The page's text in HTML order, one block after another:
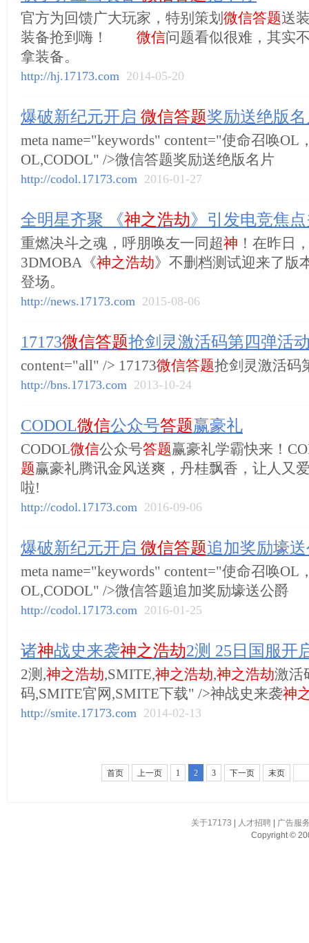
官方为回馈广大玩家，特别策划 微信答题送
装备抢到嗨！ 微信问题看似很难，其实
拿装备。
http://hj.17173.com 2014-05-20
爆破新纪元开启 微信答题奖励送绝版
meta name="keywords" content="使命召唤OL
OL,CODOL" />微信答题奖励送绝版名片
http://codol.17173.com 2016-01-27
全明星齐聚 《神之浩劫》引发电竞焦
重燃决斗之魂，呼朋唤友一同超神 ！在昨日
3DMOBA《神之浩劫》不删档测试迎来了版
登场。
http://news.17173.com 2015-08-06
17173微信答题抢剑灵激活码第四弹活
content="all" /> 17173微信答题抢剑灵激活码
http://bns.17173.com 2013-10-24
CODOL微信公众号答题赢豪礼
CODOL微信公众号答题赢豪礼学霸快来！
题赢豪礼腾讯金风送爽，丹桂飘香，让人又
啦!
http://codol.17173.com 2016-09-06
爆破新纪元开启 微信答题追加奖励壕
meta name="keywords" content="使命召唤OL
OL,CODOL" />微信答题追加奖励壕送公爵
http://codol.17173.com 2016-01-25
诸神战史来袭神之浩劫2测 25日国服开
2测,神之浩劫,SMITE,神之浩劫,神之浩劫激活
码,SMITE官网,SMITE下载" />神战史来袭神
http://smite.17173.com 2014-02-13
首页 上一页 1 2 3 下一页 末页
关于17173 人才招聘
广告服
Copyright ©